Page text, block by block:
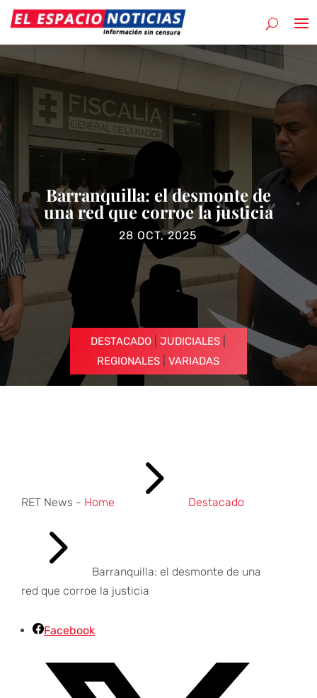
Barranquilla: el desmonte de
una red que corroe la justicia
28 OCT, 2025
RET News - Home 5 Destacado
5
Barranquilla: el desmonte de una
red que corroe la justicia
Facebook
DESTACADO |JUDICIALES
REGIONALES |VARIADAS